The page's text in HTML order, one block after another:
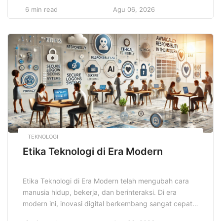
tempat lain. Setiap lokasi menawarkan panorama
berpasir putih, hingga hutan tropis yang rimbun.
Menyusuri alam membawa keajaiban tersendiri yang
meningkatkan kebahagiaan […]
6 min read Agu 06, 2026
TEKNOLOGI
Etika Teknologi di Era Modern
Etika Teknologi di Era Modern telah mengubah cara
manusia hidup, bekerja, dan berinteraksi. Di era
modern ini, inovasi digital berkembang sangat cepat,